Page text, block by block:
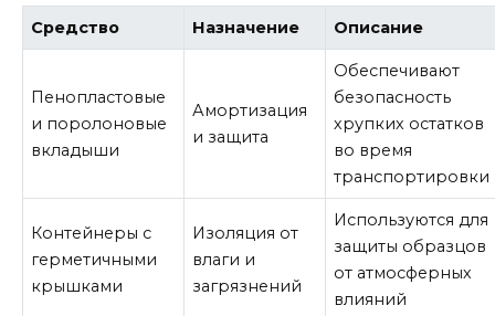
Средство Назначение Описание
Пенопластовые
и поролоновые
вкладыши
Амортизация
и защита
Обеспечивают
безопасность
хрупких остатков
во время
транспортировки
Контейнеры с
герметичными
крышками
Изоляция от
влаги и
загрязнений
Используются для
защиты образцов
от атмосферных
влияний